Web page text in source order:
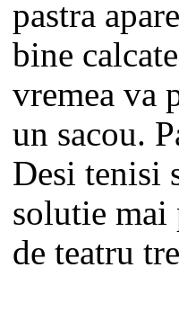
pastra
bine
vremea va
un sacou.
Desi tenisi
solutie mai
de teatru